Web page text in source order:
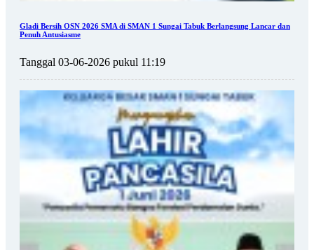
Gladi Bersih OSN 2026 SMA di SMAN 1 Sungai Tabuk Berlangsung Lancar dan
Penuh Antusiasme
Tanggal 03-06-2026 pukul 11:19